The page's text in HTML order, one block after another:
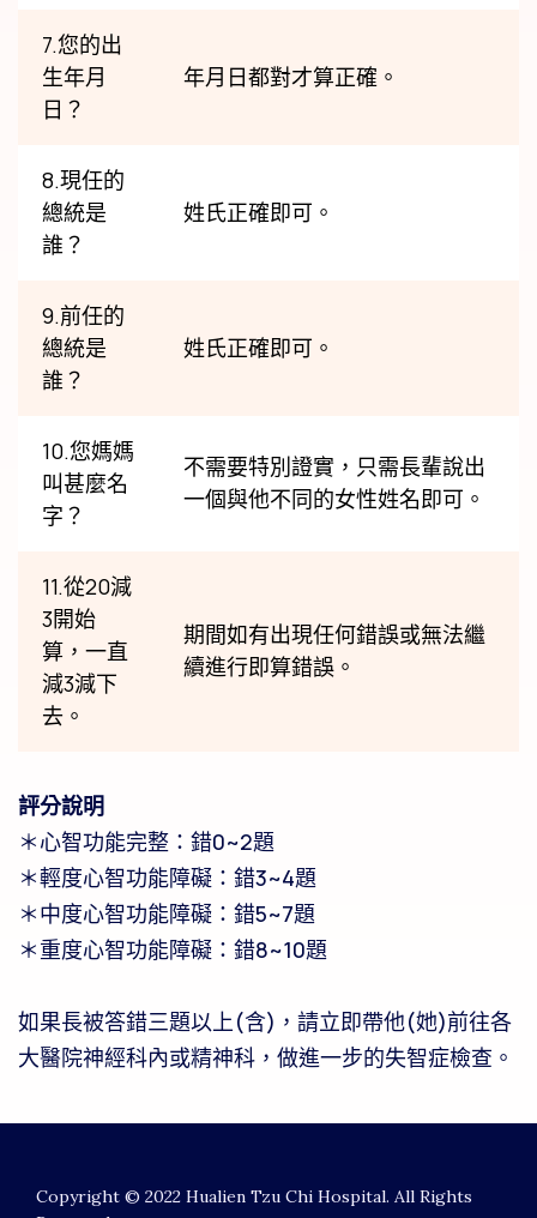
7.您的出
生年月
日？
年月日都對才算正確。
8.現任的
總統是
誰？
姓氏正確即可。
9.前任的
總統是
誰？
姓氏正確即可。
10.您媽媽
叫甚麼名
字？
不需要特別證實，只需長輩說出
一個與他不同的女性姓名即可。
11.從20減
3開始
算，一直
減3減下
去。
期間如有出現任何錯誤或無法繼
續進行即算錯誤。
評分說明
＊心智功能完整：錯0~2題
＊輕度心智功能障礙：錯3~4題
＊中度心智功能障礙：錯5~7題
＊重度心智功能障礙：錯8~10題
如果長被答錯三題以上(含)，請立即帶他(她)前往各
大醫院神經科內或精神科，做進一步的失智症檢查。
Copyright © 2022 Hualien Tzu Chi Hospital. All Rights